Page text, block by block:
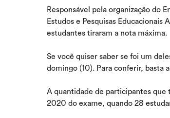
Responsável pela organização do
Estudos e Pesquisas Educacionais
estudantes tiraram a nota máxima.
Se você quiser saber se foi um
domingo (10). Para conferir, basta
A quantidade de participantes que
2020 do exame, quando 28